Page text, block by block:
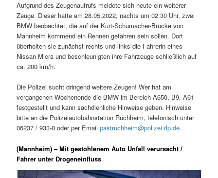
Aufgrund des Zeugenaufrufs meldete sich heute ein weiterer
Zeuge. Dieser hatte am 28.05.2022, nachts um 02.30 Uhr, zwei
BMW beobachtet, die auf der Kurt-Schumacher-Brücke von
Mannheim kommend ein Rennen gefahren sein sollen. Dort
überholten sie zunächst rechts und links die Fahrerin eines
Nissan Micra und beschleunigten ihre Fahrzeuge schließlich auf
ca. 200 km/h.
Die Polizei sucht dringend weitere Zeugen! Wer hat am
vergangenen Wochenende die BMW im Bereich A650, B9, A61
festgestellt und kann sachdienliche Hinweise geben. Hinweise
bitte an die Polizeiautobahnstation Ruchheim, telefonisch unter
06237 / 933-0 oder per Emailpastruchheim@polizei.rlp.de.
(Mannheim) – Mit gestohlenem Auto Unfall verursacht /
Fahrer unter Drogeneinfluss